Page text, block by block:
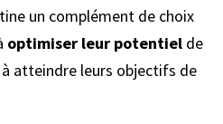
un complément de choix
optimiser leur potentiel de
atteindre leurs objectifs de